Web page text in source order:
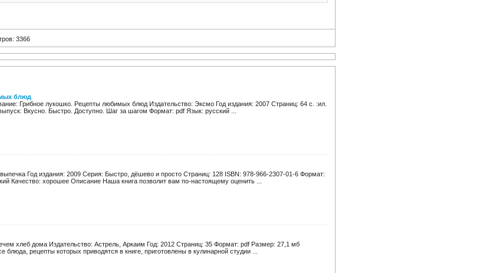
3366
блюд
Грибное лукошко. Рецепты любимых блюд Издательство: Эксмо Год издания: 2007 Страниц: 64 с. :ил.
Вкусно. Быстро. Доступно. Шаг за шагом Формат: pdf Язык: русский ...
Год издания: 2009 Серия: Быстро, дёшево и просто Страниц: 128 ISBN: 978-966-2307-01-6 Формат:
Качество: хорошее Описание Наша книra позволит вам по-настоящему оценить ...
хлеб дома Издательство: Астрель, Аркаим Год: 2012 Страниц: 35 Формат: pdf Размер: 27,1 мб
блюда, рецепты которых приводятся в книге, приготовлены в кулинарной студии ...